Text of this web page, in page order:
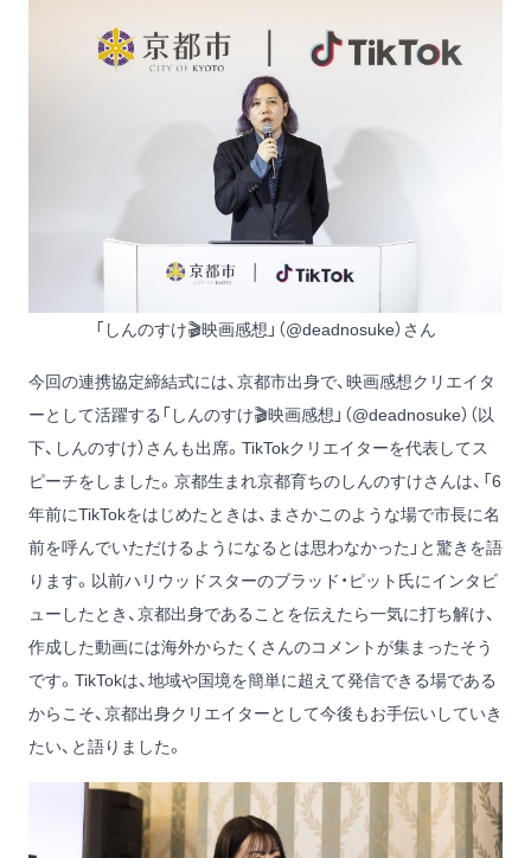
「しんのすけ🎬映画感想」（@deadnosuke）さん
今回の連携協定締結式には、京都市出身で、映画感想クリエイタ
ーとして活躍する「しんのすけ🎬映画感想」（@deadnosuke）（以
下、しんのすけ）さんも出席。TikTokクリエイターを代表してス
ピーチをしました。京都生まれ京都育ちのしんのすけさんは、「6
年前にTikTokをはじめたときは、まさかこのような場で市長に名
前を呼んでいただけるようになるとは思わなかった」と驚きを語
ります。以前ハリウッドスターのブラッド・ピット氏にインタビ
ューしたとき、京都出身であることを伝えたら一気に打ち解け、
作成した動画には海外からたくさんのコメントが集まったそう
です。TikTokは、地域や国境を簡単に超えて発信できる場である
からこそ、京都出身クリエイターとして今後もお手伝いしていき
たい、と語りました。